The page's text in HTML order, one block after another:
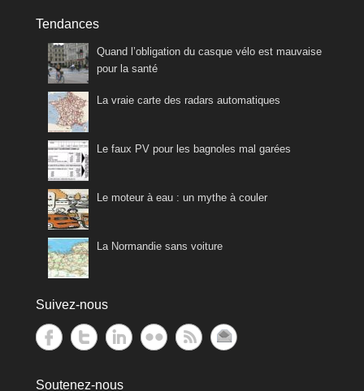
Tendances
Quand l’obligation du casque vélo est mauvaise
pour la santé
La vraie carte des radars automatiques
Le faux PV pour les bagnoles mal garées
Le moteur à eau : un mythe à couler
La Normandie sans voiture
Suivez-nous
Soutenez-nous